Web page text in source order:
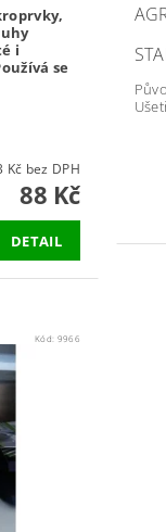
i
se
73 Kč bez DPH
88 Kč
DETAIL
Kód: 9966